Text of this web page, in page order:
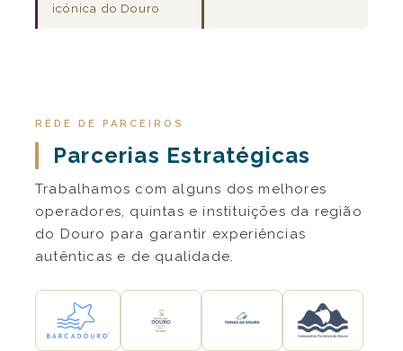
icónica do Douro
REDE DE PARCEIROS
Parcerias Estratégicas
Trabalhamos com alguns dos melhores
operadores, quintas e instituições da região
do Douro para garantir experiências
autênticas e de qualidade.